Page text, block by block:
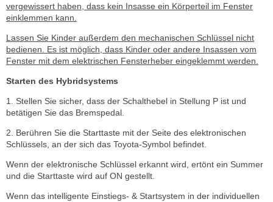
vergewissert haben, dass kein Insasse ein Körperteil im Fenster
einklemmen kann.
Lassen Sie Kinder außerdem den mechanischen Schlüssel nicht
bedienen. Es ist möglich, dass Kinder oder andere Insassen vom
Fenster mit dem elektrischen Fensterheber eingeklemmt werden.
Starten des Hybridsystems
1. Stellen Sie sicher, dass der Schalthebel in Stellung P ist und
betätigen Sie das Bremspedal.
2. Berühren Sie die Starttaste mit der Seite des elektronischen
Schlüssels, an der sich das Toyota-Symbol befindet.
Wenn der elektronische Schlüssel erkannt wird, ertönt ein Summer
und die Starttaste wird auf ON gestellt.
Wenn das intelligente Einstiegs- & Startsystem in der individuellen